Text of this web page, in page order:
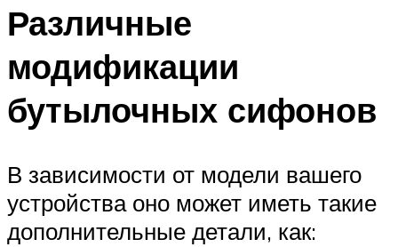
Различные
модификации
бутылочных сифонов
В зависимости от модели вашего
устройства оно может иметь такие
дополнительные детали, как: